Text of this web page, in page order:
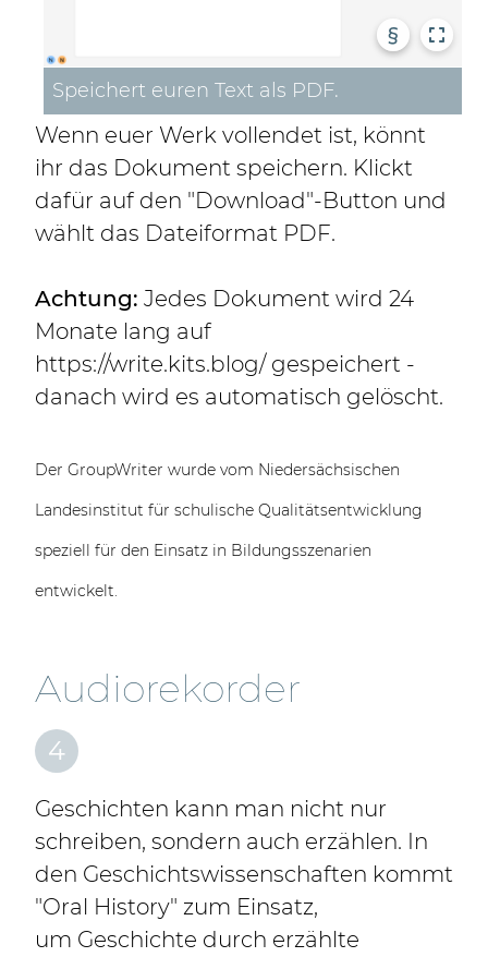
§
Speichert euren Text als PDF.
Wenn euer Werk vollendet ist, könnt
ihr das Dokument speichern. Klickt
dafür auf den "Download"-Button und
wählt das Dateiformat PDF.
Achtung: Jedes Dokument wird 24
Monate lang auf
https://write.kits.blog/ gespeichert -
danach wird es automatisch gelöscht.
Der GroupWriter wurde vom Niedersächsischen
Landesinstitut für schulische Qualitätsentwicklung
speziell für den Einsatz in Bildungsszenarien
entwickelt.
Audiorekorder
4
Geschichten kann man nicht nur
schreiben, sondern auch erzählen. In
den Geschichtswissenschaften kommt
"Oral History" zum Einsatz,
um Geschichte durch erzählte